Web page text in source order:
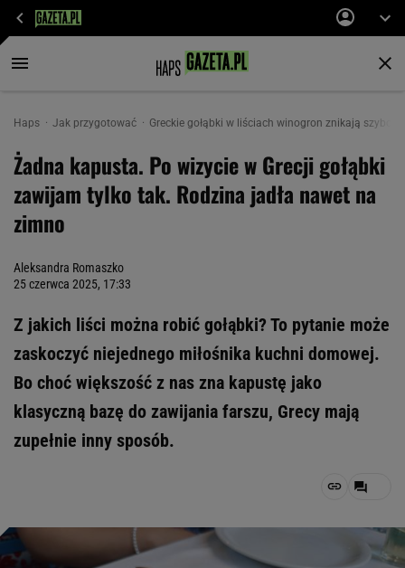
Haps Jak przygotować Greckie gołąbki w liściach winogron znikają
Żadna kapusta. Po wizycie w Grecji gołąbki
zawijam tylko tak. Rodzina jadła nawet na
zimno
Aleksandra Romaszko
25 czerwca 2025, 17:33
Z jakich liści można robić gołąbki? To pytanie może
zaskoczyć niejednego miłośnika kuchni domowej.
Bo choć większość z nas zna kapustę jako
klasyczną bazę do zawijania farszu, Grecy mają
zupełnie inny sposób.